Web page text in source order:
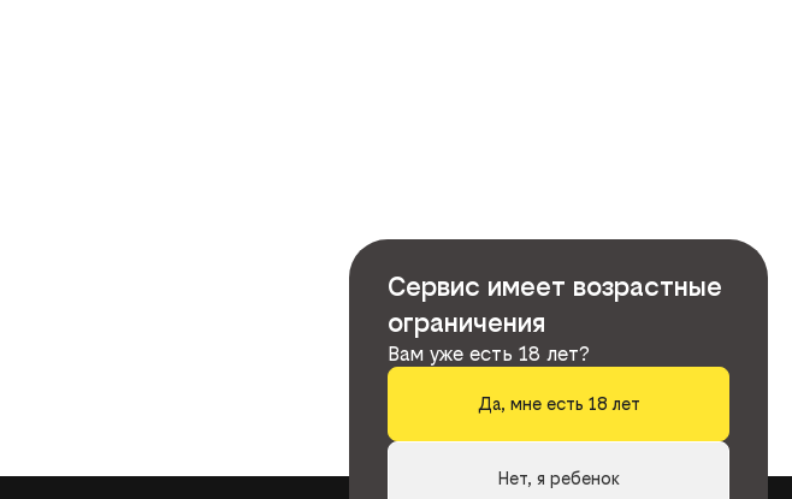
Сервис имеет возрастные
ограничения
Вам уже есть 18 лет?
Да, мне есть 18 лет
Нет, я ребенок